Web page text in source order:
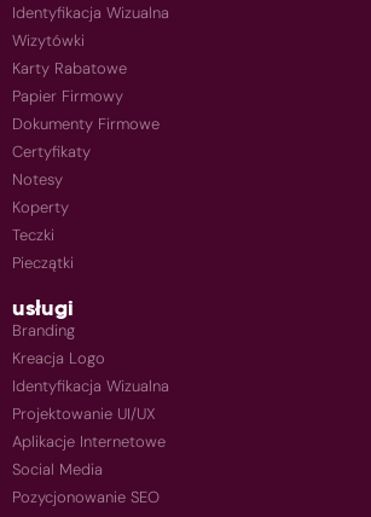
Identyfikacja Wizualna
Wizytówki
Karty Rabatowe
Papier Firmowy
Dokumenty Firmowe
Certyfikaty
Notesy
Koperty
Teczki
Pieczątki
usługi
Branding
Kreacja Logo
Identyfikacja Wizualna
Projektowanie UI/UX
Aplikacje Internetowe
Social Media
Pozycjonowanie SEO